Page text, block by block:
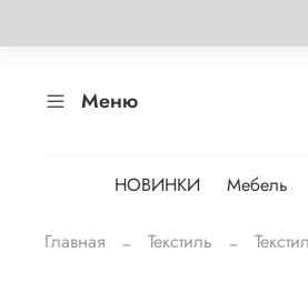
Меню
НОВИНКИ Мебель
Главная Текстиль